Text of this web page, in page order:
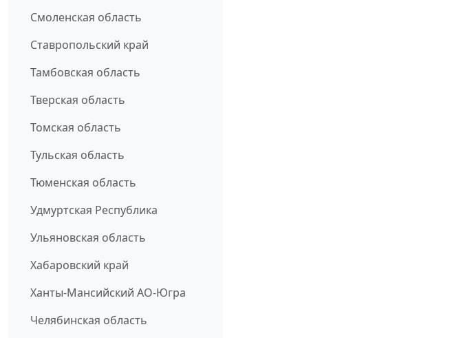
Смоленская область
Ставропольский край
Тамбовская область
Тверская область
Томская область
Тульская область
Тюменская область
Удмуртская Республика
Ульяновская область
Хабаровский край
Ханты-Мансийский АО-Югра
Челябинская область